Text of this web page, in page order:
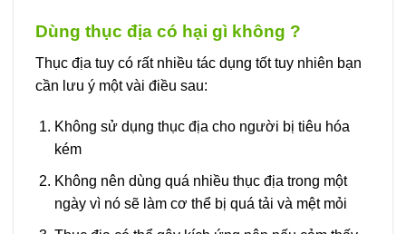
Dùng thục địa có hại gì không ?
Thục địa tuy có rất nhiều tác dụng tốt tuy nhiên bạn
cần lưu ý một vài điều sau:
Không sử dụng thục địa cho người bị tiêu hóa
kém
Không nên dùng quá nhiều thục địa trong một
ngày vì nó sẽ làm cơ thể bị quá tải và mệt mỏi